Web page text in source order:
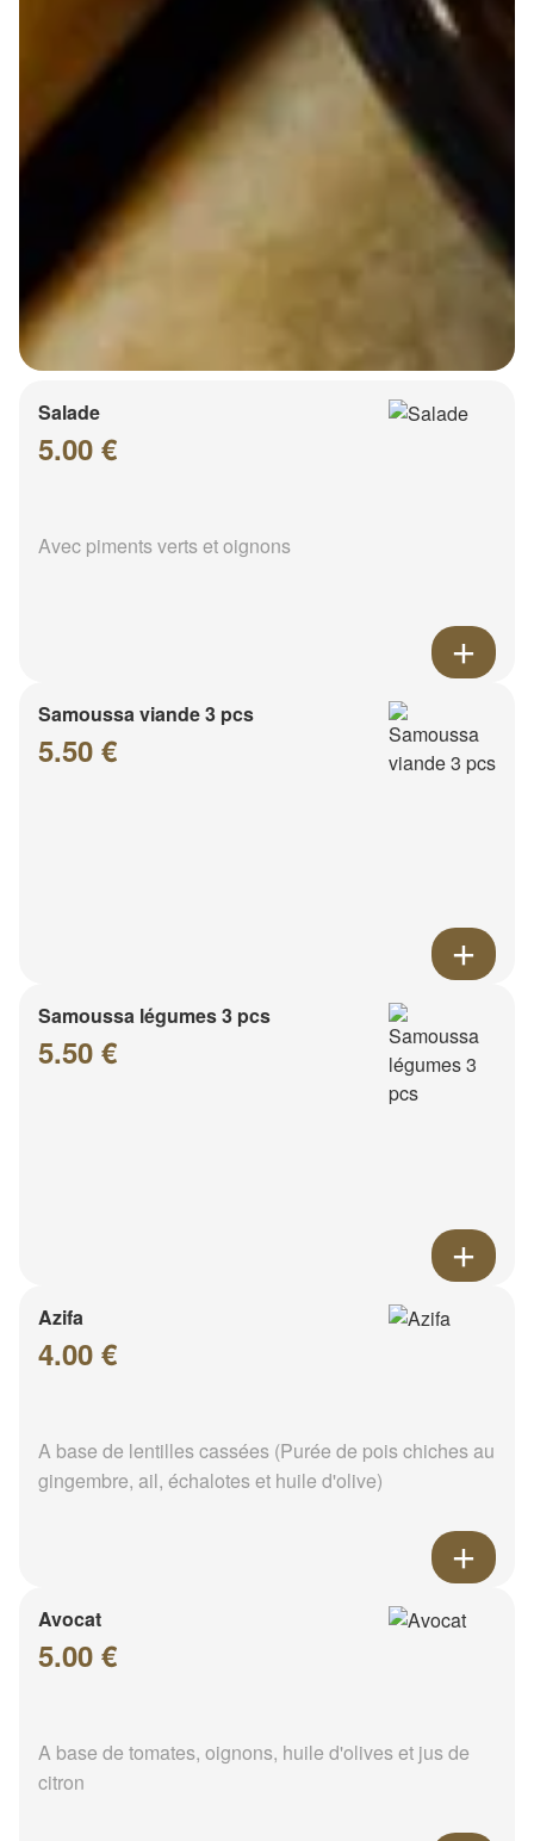
Salade
5.00 €
Avec piments verts et oignons
Samoussa viande 3 pcs
5.50 €
Samoussa légumes 3 pcs
5.50 €
Azifa
4.00 €
A base de lentilles cassées (Purée de pois chiches au
gingembre, ail, échalotes et huile d'olive)
Avocat
5.00 €
A base de tomates, oignons, huile d'olives et jus de
citron